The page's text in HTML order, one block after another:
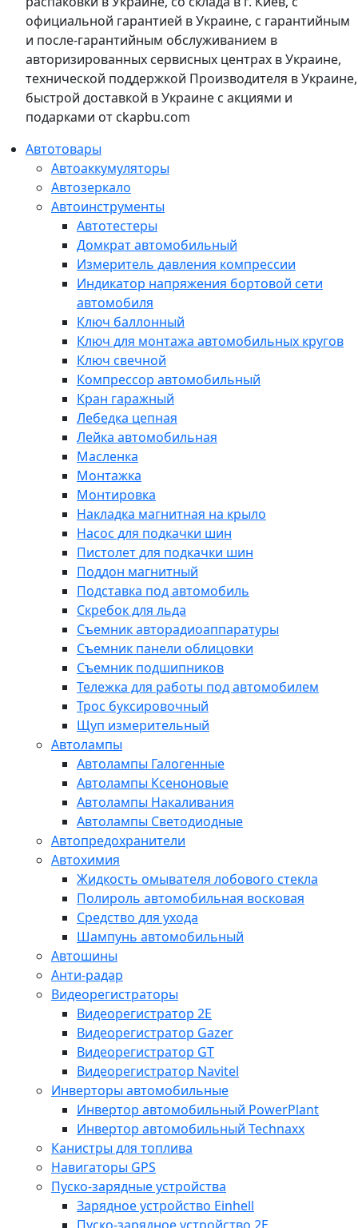
официальной гарантией в Украине, с гарантийным
и после-гарантийным обслуживанием в
авторизированных сервисных центрах в Украине,
технической поддержкой Производителя в Украине,
быстрой доставкой в Украине с акциями и
подарками от ckapbu.com
Автотовары
Автоаккумуляторы
Автозеркало
Автоинструменты
Автотестеры
Домкрат автомобильный
Измеритель давления компрессии
Индикатор напряжения бортовой сети
автомобиля
Ключ баллонный
Ключ для монтажа автомобильных кругов
Ключ свечной
Компрессор автомобильный
Кран гаражный
Лебедка цепная
Лейка автомобильная
Масленка
Монтажка
Монтировка
Накладка магнитная на крыло
Насос для подкачки шин
Пистолет для подкачки шин
Поддон магнитный
Подставка под автомобиль
Скребок для льда
Съемник авторадиоаппаратуры
Съемник панели облицовки
Съемник подшипников
Тележка для работы под автомобилем
Трос буксировочный
Щуп измерительный
Автолампы
Автолампы Галогенные
Автолампы Ксеноновые
Автолампы Накаливания
Автолампы Светодиодные
Автопредохранители
Автохимия
Жидкость омывателя лобового стекла
Полироль автомобильная восковая
Средство для ухода
Шампунь автомобильный
Автошины
Анти-радар
Видеорегистраторы
Видеорегистратор 2E
Видеорегистратор Gazer
Видеорегистратор GT
Видеорегистратор Navitel
Инверторы автомобильные
Инвертор автомобильный PowerPlant
Инвертор автомобильный Technaxx
Канистры для топлива
Навигаторы GPS
Пуско-зарядные устройства
Зарядное устройство Einhell